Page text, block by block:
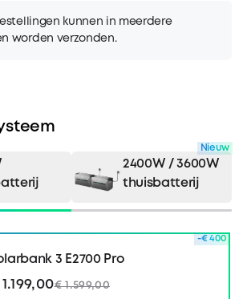
kunnen in meerdere
worden verzonden.
2400W / 3600W
thuisbatterij
Nieuw
3 E2700 Pro
€ 1.599,00
-€ 400